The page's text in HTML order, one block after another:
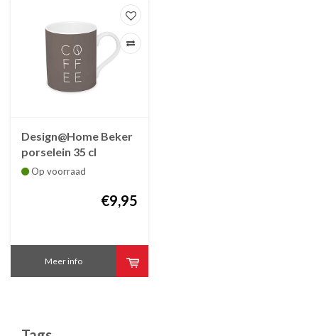
Design@Home Beker
porselein 35 cl
COFFEE
Op voorraad
€9,95
Meer info